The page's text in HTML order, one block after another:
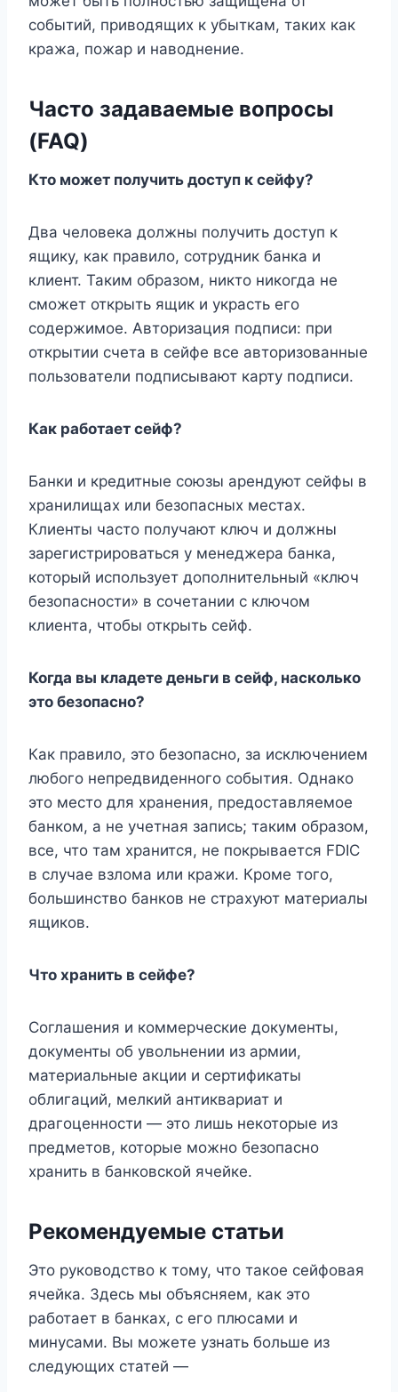
событий, приводящих к убыткам, таких как
кража, пожар и наводнение.
Часто задаваемые вопросы
(FAQ)
Кто может получить доступ к сейфу?
Два человека должны получить доступ к
ящику, как правило, сотрудник банка и
клиент. Таким образом, никто никогда не
сможет открыть ящик и украсть его
содержимое. Авторизация подписи: при
открытии счета в сейфе все авторизованные
пользователи подписывают карту подписи.
Как работает сейф?
Банки и кредитные союзы арендуют сейфы в
хранилищах или безопасных местах.
Клиенты часто получают ключ и должны
зарегистрироваться у менеджера банка,
который использует дополнительный «ключ
безопасности» в сочетании с ключом
клиента, чтобы открыть сейф.
Когда вы кладете деньги в сейф, насколько
это безопасно?
Как правило, это безопасно, за исключением
любого непредвиденного события. Однако
это место для хранения, предоставляемое
банком, а не учетная запись; таким образом,
все, что там хранится, не покрывается FDIC
в случае взлома или кражи. Кроме того,
большинство банков не страхуют материалы
ящиков.
Что хранить в сейфе?
Соглашения и коммерческие документы,
документы об увольнении из армии,
материальные акции и сертификаты
облигаций, мелкий антиквариат и
драгоценности — это лишь некоторые из
предметов, которые можно безопасно
хранить в банковской ячейке.
Рекомендуемые статьи
Это руководство к тому, что такое сейфовая
ячейка. Здесь мы объясняем, как это
работает в банках, с его плюсами и
минусами. Вы можете узнать больше из
следующих статей —